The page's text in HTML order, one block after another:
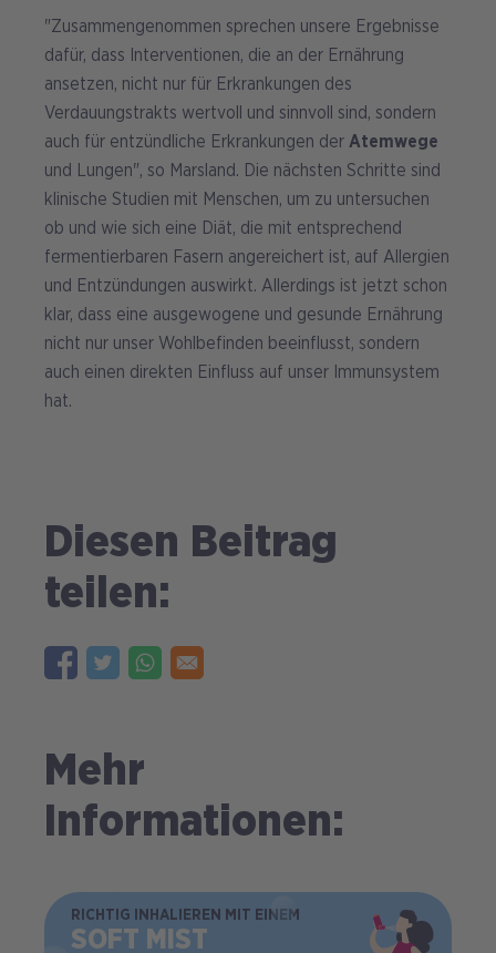
"Zusammengenommen sprechen unsere Ergebnisse
dafür, dass Interventionen, die an der Ernährung
ansetzen, nicht nur für Erkrankungen des
Verdauungstrakts wertvoll und sinnvoll sind, sondern
auch für entzündliche Erkrankungen der Atemwege
und Lungen", so Marsland. Die nächsten Schritte sind
klinische Studien mit Menschen, um zu untersuchen
ob und wie sich eine Diät, die mit entsprechend
fermentierbaren Fasern angereichert ist, auf Allergien
und Entzündungen auswirkt. Allerdings ist jetzt schon
klar, dass eine ausgewogene und gesunde Ernährung
nicht nur unser Wohlbefinden beeinflusst, sondern
auch einen direkten Einfluss auf unser Immunsystem
hat.
Diesen Beitrag
teilen:
Mehr
Informationen:
BILD
RICHTIG INHALIEREN MIT EINEM
SOFT MIST